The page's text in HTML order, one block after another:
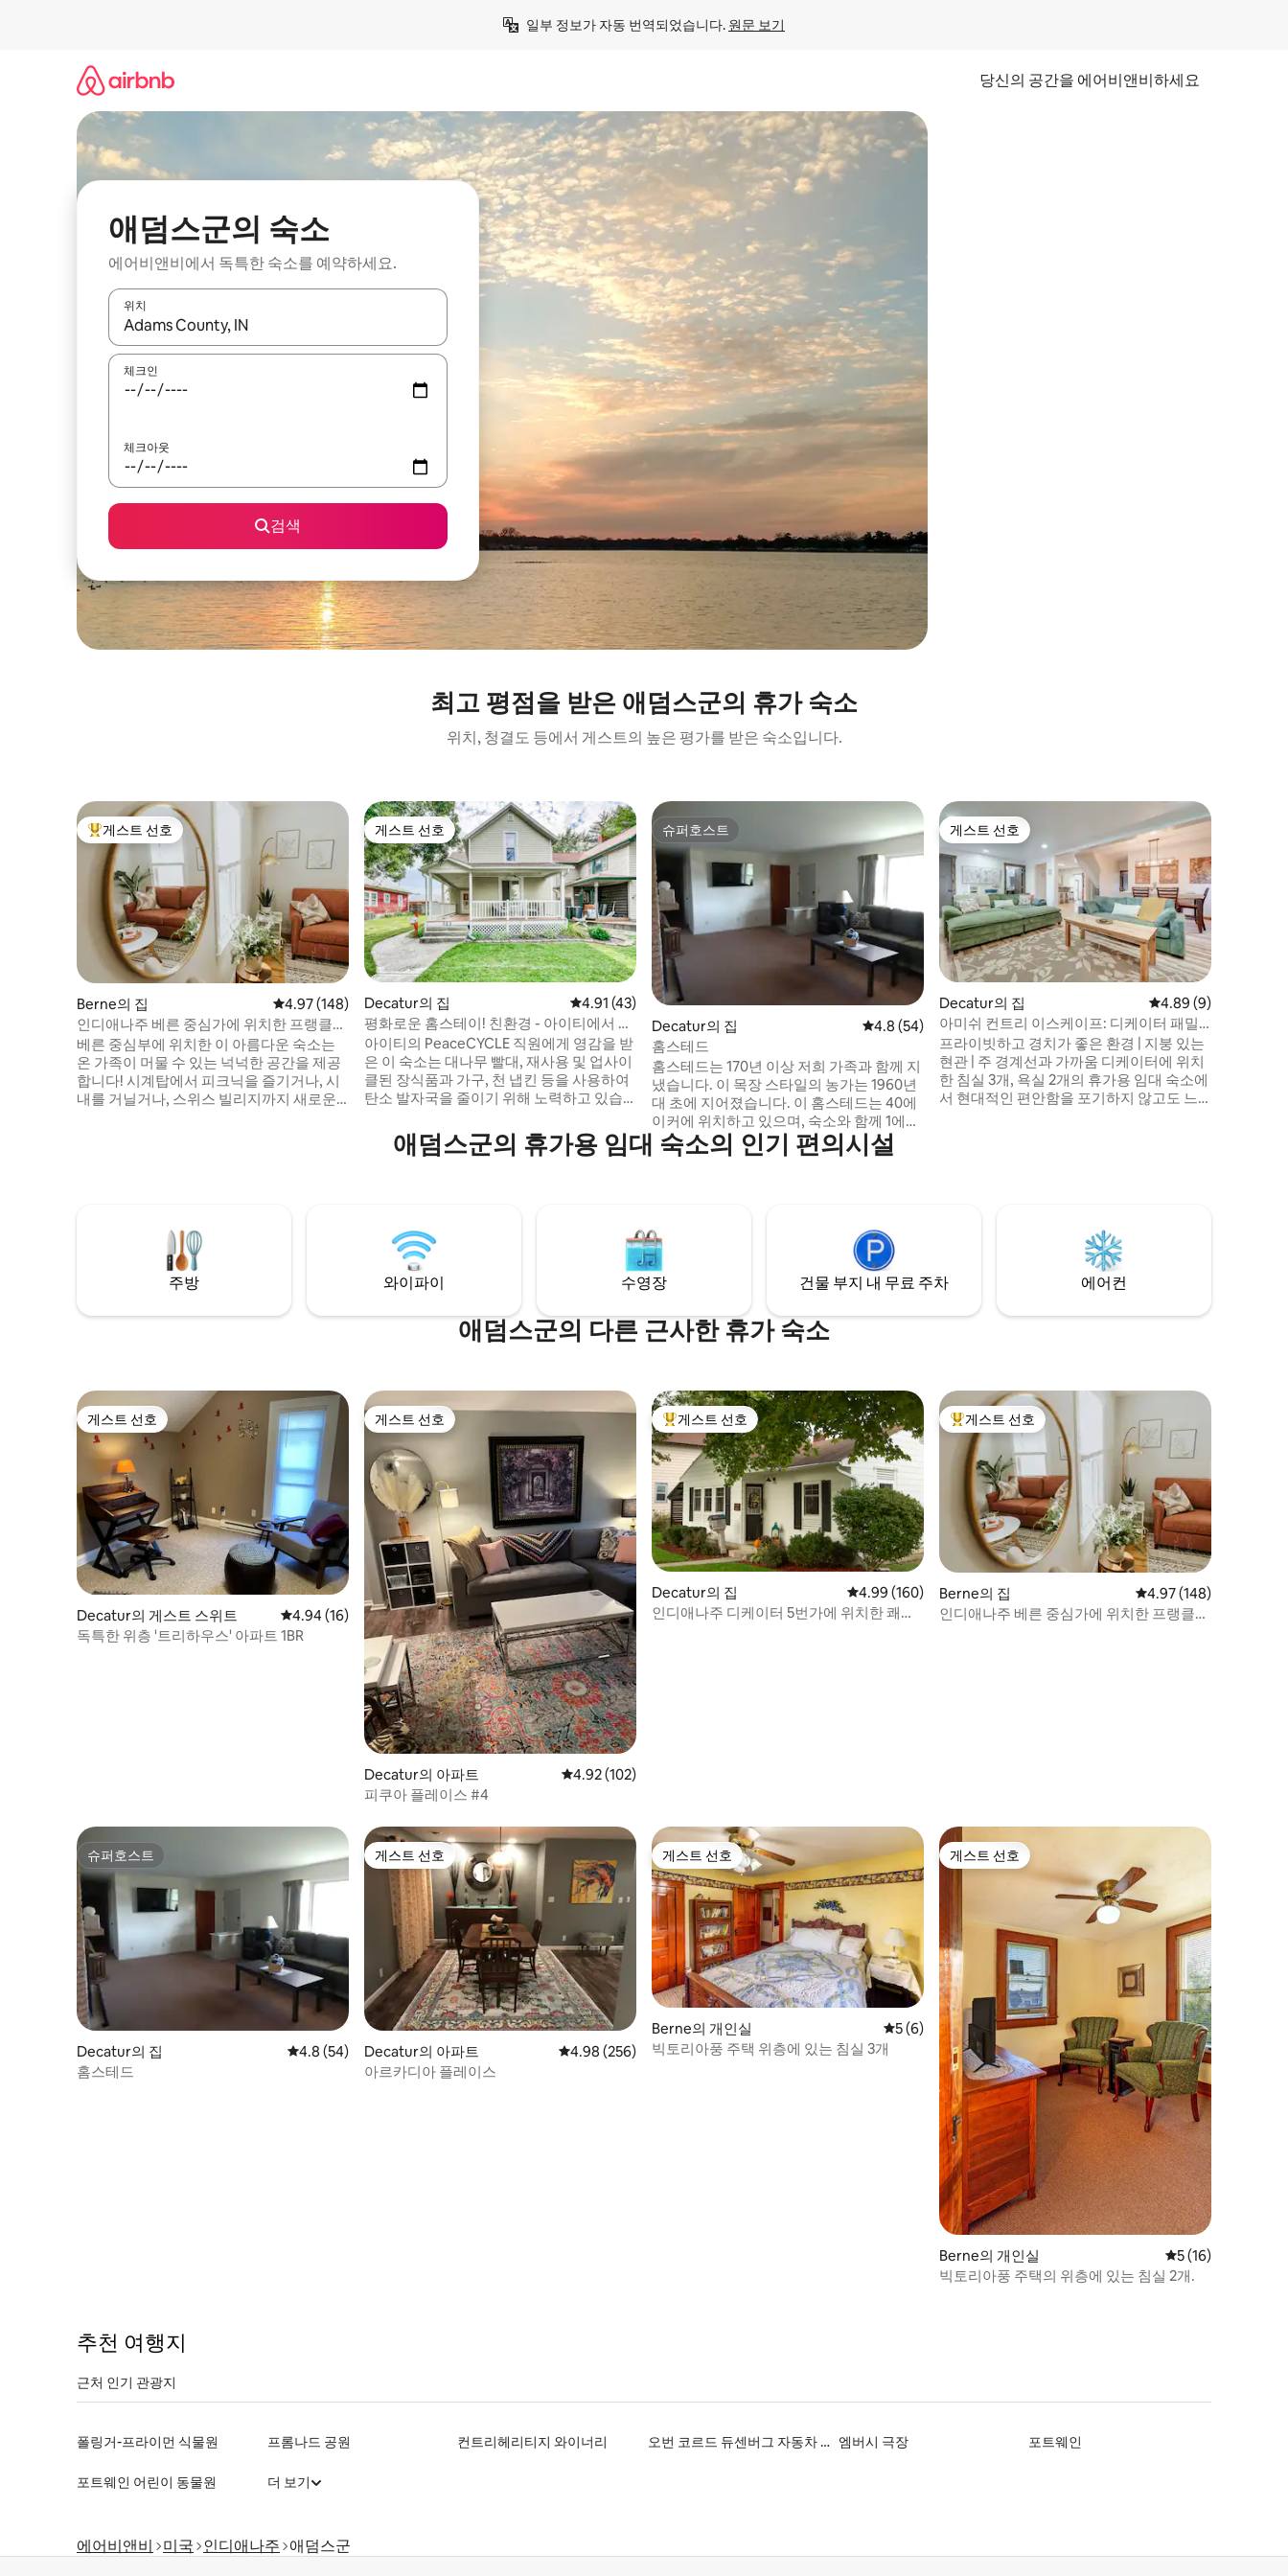
일부 정보가 자동 번역되었습니다. 원문 보기
당신의 공간을 에어비앤비하세요
애덤스군의 숙소
에어비앤비에서 독특한 숙소를 예약하세요.
위치
결과가 나오면 위·아래 화살표 키를 사용하거나 터치 또는 스와이프 동작으로 탐색하세요.
체크인
체크아웃
검색
최고 평점을 받은 애덤스군의 휴가 숙소
위치, 청결도 등에서 게스트의 높은 평가를 받은 숙소입니다.
상위 게스트 선호
게스트 선호
Berne의 집 평점 4.97점(5점 만점), 후기 148개
4.97 (148)
인디애나주 베른 중심가에 위치한 프랭클린
그린하우스
베른 중심부에 위치한 이 아름다운 숙소는
온 가족이 머물 수 있는 넉넉한 공간을 제공
합니다! 시계탑에서 피크닉을 즐기거나, 시
내를 거닐거나, 스위스 빌리지까지 새로운
습니다! 베른에서 즐거운 여행 되시기 바랍
니다. 이 독특한 스위스에서 영감을 받은 마
을이 제공하는 모든 것을 즐기세요.
게스트 선호
게스트 선호
Decatur의 집 평점 4.91점(5점 만점), 후기 43개
4.91 (43)
평화로운 홈스테이! 친환경 - 아이티에서 영
감을 받음
아이티의 PeaceCYCLE 직원에게 영감을 받
은 이 숙소는 대나무 빨대, 재사용 및 업사이
클된 장식품과 가구, 천 냅킨 등을 사용하여
탄소 발자국을 줄이기 위해 노력하고 있습
만 아니라 하이티 예술가에 대해 배울 수 있
는 박물관이자 사진과 이야기를 통해 평화
세요.
슈퍼호스트
슈퍼호스트
Decatur의 집 평점 4.8점(5점 만점), 후기 54개
4.8 (54)
홈스테드
홈스테드는 170년 이상 저희 가족과 함께 지
냈습니다. 이 목장 스타일의 농가는 1960년
대 초에 지어졌습니다. 이 홈스테드는 40에
이커에 위치하고 있으며, 숙소와 함께 1에이
커가 넘습니다. 홈스테드에는 침실 3개, 욕
실 1.5개가 있으며, 거실, 주방, 식사 공간으
되어 있습니다. 이곳은 농장 밭으로 둘러싸
인 시골에 위치하고 있어 매우 평화롭고 프
라이빗합니다.
게스트 선호
게스트 선호
Decatur의 집 평점 4.89점(5점 만점
4.89 (9)
아미쉬 컨트리 이스케이프: 디케이터 패밀
리 팜하우스
프라이빗하고 경치가 좋은 환경 | 지붕 있는
현관 | 주 경계선과 가까움 디케이터에 위치
한 침실 3개, 욕실 2개의 휴가용 임대 숙소에
서 현대적인 편안함을 포기하지 않고도 느
쇼핑하거나 디케이터의 매력적인 시내를 산
애덤스군의 휴가용 임대 숙소의 인기 편의시설
주방 와이파이 수영장 건물 부지 내 무료 주차 에어컨
애덤스군의 다른 근사한 휴가 숙소
게스트 선호
게스트 선호
Decatur의 게스트 스위트 평점 4.94점(5점 만점), 후기 16개
4.94 (16)
독특한 위층 '트리하우스' 아파트 1BR
게스트 선호
게스트 선호
Decatur의 아파트 평점 4.92점(5점 만점), 후기 102개
4.92 (102)
피쿠아 플레이스 #4
상위 게스트 선호
게스트 선호
Decatur의 집 평점 4.99점(5점 만점), 후기 160개
4.99 (160)
인디애나주 디케이터 5번가에 위치한 쾌활
상위 게스트 선호
게스트 선호
Berne의 집 평점 4.97점(5점 만점),
4.97 (148)
인디애나주 베른 중심가에 위치한 프랭클린
슈퍼호스트
슈퍼호스트
Decatur의 집 평점 4.8점(5점 만점), 후기 54개
4.8 (54)
홈스테드
게스트 선호
게스트 선호
Decatur의 아파트 평점 4.98점(5점 만점), 후기 256개
4.98 (256)
아르카디아 플레이스
게스트 선호
게스트 선호
Berne의 개인실 평점 5점(5점 만점), 후기 6개
5 (6)
빅토리아풍 주택 위층에 있는 침실 3개
게스트 선호
게스트 선호
Berne의 개인실 평점 5점(5점 만점
5 (16)
빅토리아풍 주택의 위층에 있는 침실 2개.
추천 여행지
근처 인기 관광지
폴링거-프라이먼 식물원 프롬나드 공원 컨트리헤리티지 와이너리 오번 코르드 듀센버그 자동차 박물관 엠버시 극장 포트웨인
포트웨인 어린이 동물원 더 보기
에어비앤비 미국 인디애나주 애덤스군